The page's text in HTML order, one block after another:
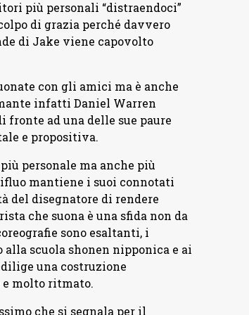
più personali “distraendoci”
di grazia perché davvero
di Jake viene capovolto
con gli amici ma è anche
infatti Daniel Warren
fronte ad una delle sue paure
e propositiva.
personale ma anche più
mantiene i suoi connotati
del disegnatore di rendere
che suona è una sfida non da
sono esaltanti, i
scuola shonen nipponica e ai
una costruzione
molto ritmato.
che si segnala per il